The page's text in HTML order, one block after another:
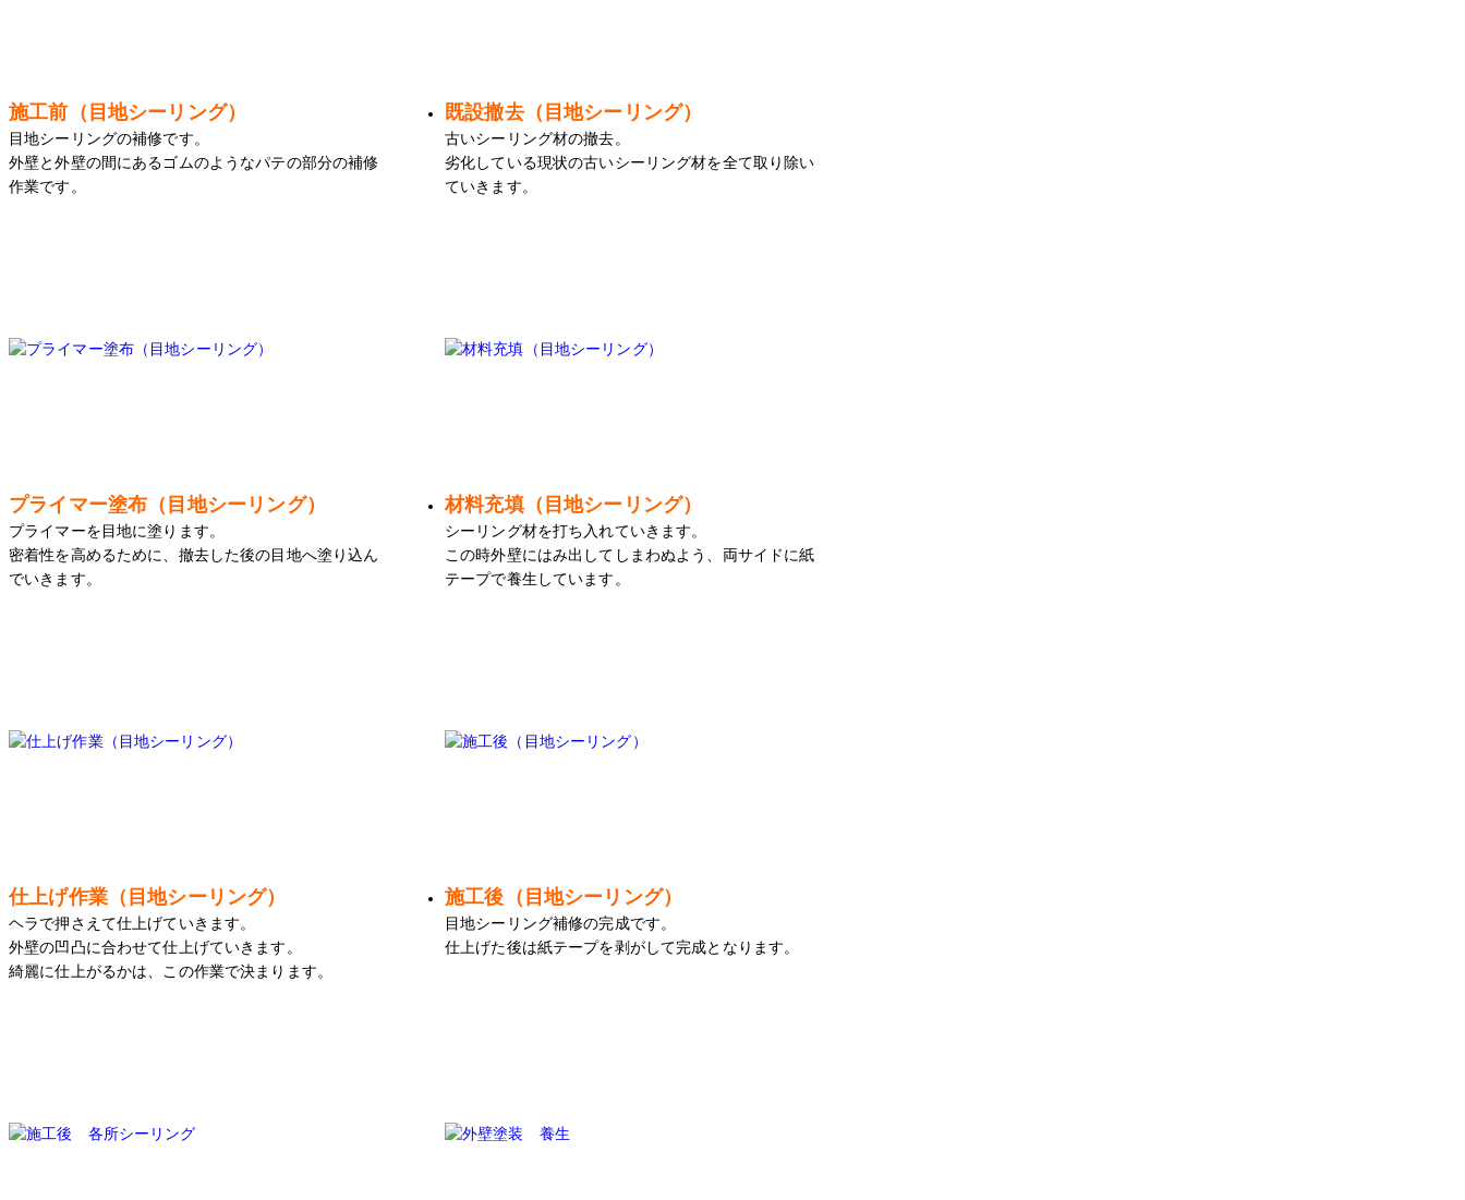
施工前（目地シーリング）
目地シーリングの補修です。
外壁と外壁の間にあるゴムのようなパテの部分の補修
作業です。
既設撤去（目地シーリング）
古いシーリング材の撤去。
劣化している現状の古いシーリング材を全て取り除い
ていきます。
プライマー塗布（目地シーリング）
プライマーを目地に塗ります。
密着性を高めるために、撤去した後の目地へ塗り込ん
でいきます。
材料充填（目地シーリング）
シーリング材を打ち入れていきます。
この時外壁にはみ出してしまわぬよう、両サイドに紙
テープで養生しています。
仕上げ作業（目地シーリング）
ヘラで押さえて仕上げていきます。
外壁の凹凸に合わせて仕上げていきます。
綺麗に仕上がるかは、この作業で決まります。
施工後（目地シーリング）
目地シーリング補修の完成です。
仕上げた後は紙テープを剥がして完成となります。